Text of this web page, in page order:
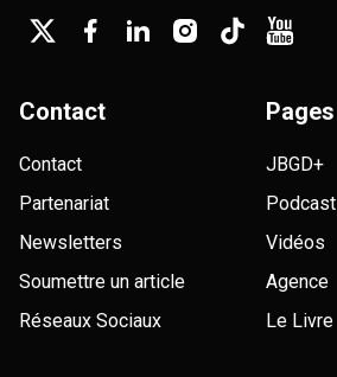
Contact
Contact
Partenariat
Newsletters
Soumettre un article
Réseaux Sociaux
Pages
JBGD+
Podcast
Vidéos
Agence
Le Livre